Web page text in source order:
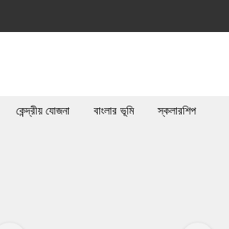
কেন্দ্রীয় যোজনা বাংলার ভূমি স্কলারশিপ